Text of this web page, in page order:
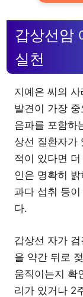
갑상선암
실천
지예은 씨의
발견이 가장
음파를 포함하
상선 질환자가
적이 있다면
인은 명확히
과다 섭취 등
다.
갑상선 자가
을 약간 뒤로
움직이는지 확
리가 있거나 2